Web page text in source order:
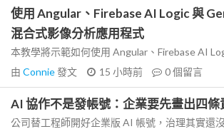
使用 Angular、Firebase AI Logic 與
混合式影像分析應用程式
本教學將示範如何使用 Angular、Firebase AI
由 Connie發文 15 小時前 0個留言
AI 協作不是發帳號：企業要先畫出四條
公司替工程師開好企業版 AI 帳號，治理其實還